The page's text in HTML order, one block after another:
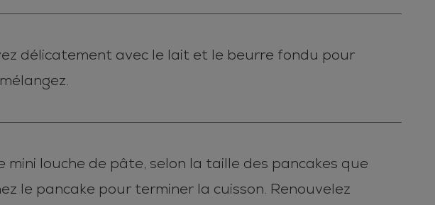
délicatement avec le lait et le beurre fondu pour
louche de pâte, selon la taille des pancakes que
le pancake pour terminer la cuisson. Renouvelez